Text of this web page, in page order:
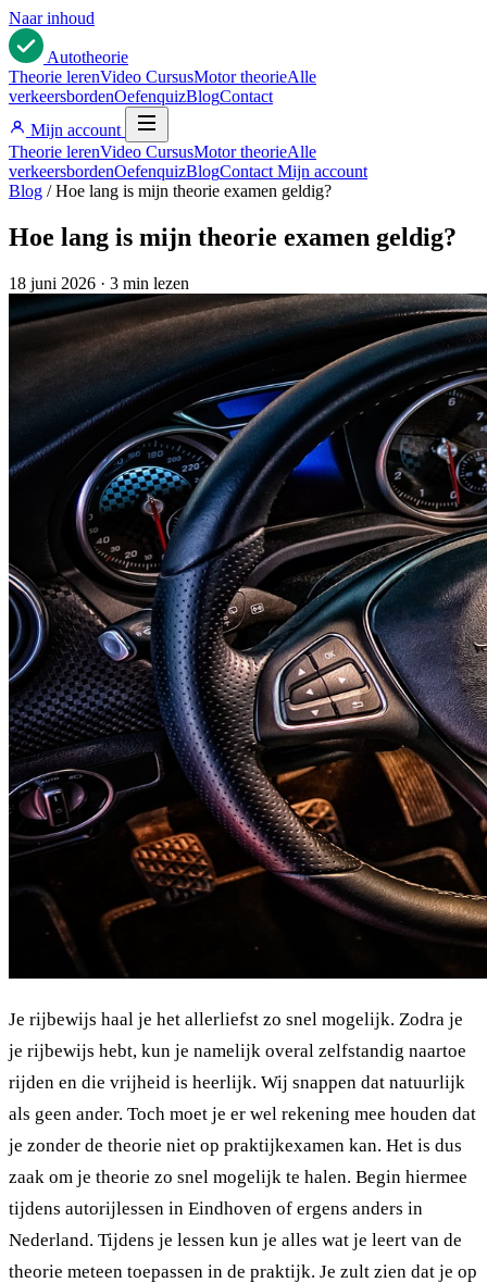
Naar inhoud
Autotheorie
Theorie lerenVideo CursusMotor theorieAlle
verkeersbordenOefenquizBlogContact
Mijn account
Theorie lerenVideo CursusMotor theorieAlle
verkeersbordenOefenquizBlogContact Mijn account
Blog / Hoe lang is mijn theorie examen geldig?
Hoe lang is mijn theorie examen geldig?
18 juni 2026 · 3 min lezen
Je rijbewijs haal je het allerliefst zo snel mogelijk. Zodra je
je rijbewijs hebt, kun je namelijk overal zelfstandig naartoe
rijden en die vrijheid is heerlijk. Wij snappen dat natuurlijk
als geen ander. Toch moet je er wel rekening mee houden dat
je zonder de theorie niet op praktijkexamen kan. Het is dus
zaak om je theorie zo snel mogelijk te halen. Begin hiermee
tijdens autorijlessen in Eindhoven of ergens anders in
Nederland. Tijdens je lessen kun je alles wat je leert van de
theorie meteen toepassen in de praktijk. Je zult zien dat je op